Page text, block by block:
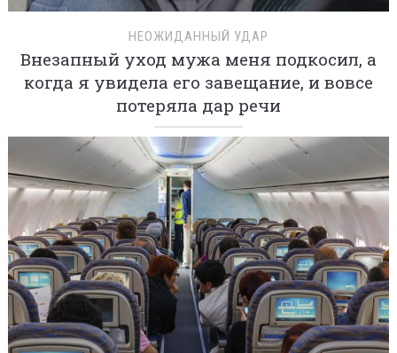
НЕОЖИДАННЫЙ УДАР
Внезапный уход мужа меня подкосил, а
когда я увидела его завещание, и вовсе
потеряла дар речи